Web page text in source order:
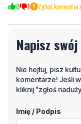
0 1 Zgłoś komentarz
Napisz
Nie hejtuj, pisz
komentarze! Jeśli
kliknij "zgłoś
Imię / Podpis